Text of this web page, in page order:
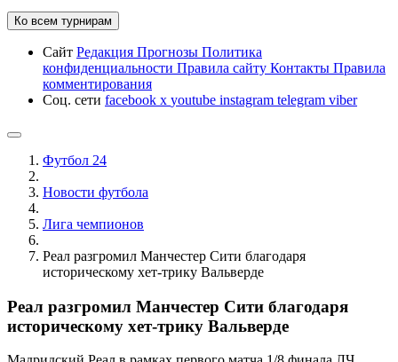
Ко всем турнирам
Сайт Редакция Прогнозы Политика
конфиденциальности Правила сайту Контакты Правила
комментирования
Соц. сети facebook x youtube instagram telegram viber
Футбол 24
Новости футбола
Лига чемпионов
Реал разгромил Манчестер Сити благодаря
историческому хет-трику Вальверде
Реал разгромил Манчестер Сити благодаря
историческому хет-трику Вальверде